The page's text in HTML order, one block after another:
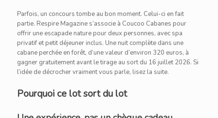
Parfois, un concours tombe au bon moment. Celui-ci en fait
partie. Respire Magazine s’associe à Coucoo Cabanes pour
offrir une escapade nature pour deux personnes, avec spa
privatif et petit déjeuner inclus. Une nuit complète dans une
cabane perchée en forêt, d’une valeur d’environ 320 euros, à
gagner gratuitement avant le tirage au sort du 16 juillet 2026. Si
l’idée de décrocher vraiment vous parle, lisez la suite.
Pourquoi ce lot sort du lot